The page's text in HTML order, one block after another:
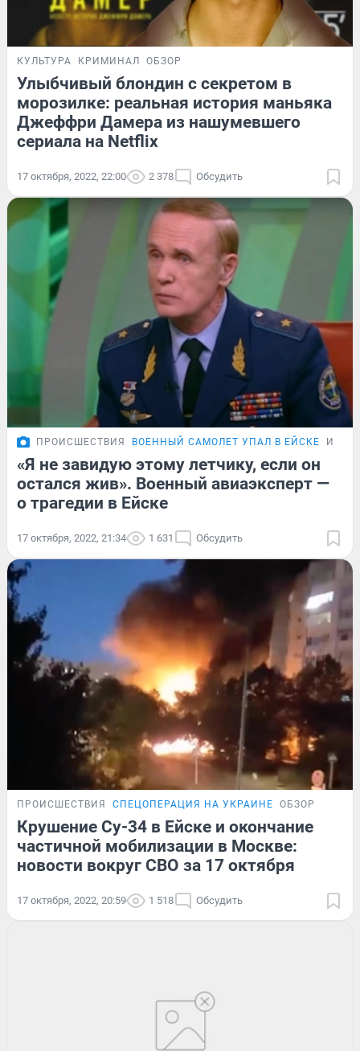
КУЛЬТУРА КРИМИНАЛ ОБЗОР
Улыбчивый блондин с секретом в
морозилке: реальная история маньяка
Джеффри Дамера из нашумевшего
сериала на Netflix
17 октября, 2022, 22:00 2 378 Обсудить
ПРОИСШЕСТВИЯ ВОЕННЫЙ САМОЛЕТ УПАЛ В ЕЙСКЕ
«Я не завидую этому летчику, если он
остался жив». Военный авиаэксперт —
о трагедии в Ейске
17 октября, 2022, 21:34 1 631 Обсудить
ПРОИСШЕСТВИЯ СПЕЦОПЕРАЦИЯ НА УКРАИНЕ ОБЗОР
Крушение Су-34 в Ейске и окончание
частичной мобилизации в Москве:
новости вокруг СВО за 17 октября
17 октября, 2022, 20:59 1 518 Обсудить